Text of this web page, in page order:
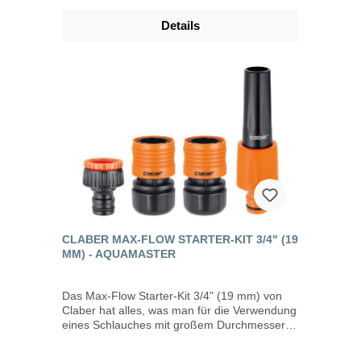
Kupplungen und Zubehör der Linie
Schläuche konzipiert, bietet einen hohen
Druckwerte und optimiert niedrige. Ideal für
Landwirtschaft oder auf Baustellen ist die
Reihe Aquamaster auch im Garten in vielen
Fällen die beste Lösung: vom Einsatz mit
Saugpumpen bis hin zu langen Schläuchen.
Große Durchflussmenge und maximale
Wasserdichtigkeit dank dem sofort
einrastenden Safety-Lock-Kupplungssystem!
Details
CLABER MAX-FLOW STARTER-KIT 3/4" (19
MM) - AQUAMASTER
Das Max-Flow Starter-Kit 3/4" (19 mm) von
Claber hat alles, was man für die Verwendung
eines Schlauches mit großem Durchmesser